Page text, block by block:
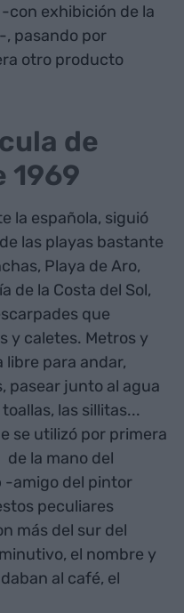
con exhibición de la
pasando por
otro producto
de
1969
la española, siguió
las playas bastante
Playa de Aro,
de la Costa del Sol,
que
y caletes. Metros y
para andar,
pasear junto al agua
las sillitas...
se utilizó por primera
de la mano del
-amigo del pintor
peculiares
más del sur del
el nombre y
al café, el